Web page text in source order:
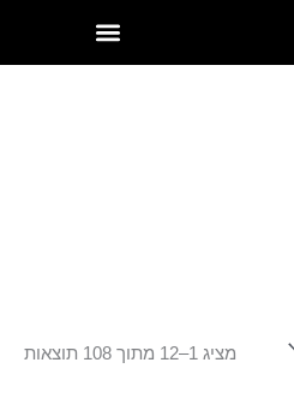
מציג 1–12 מתוך 108 תוצאות